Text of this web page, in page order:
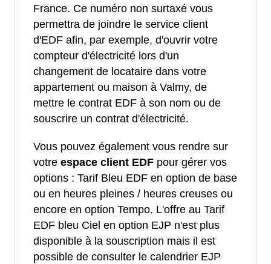
France. Ce numéro non surtaxé vous
permettra de joindre le service client
d'EDF afin, par exemple, d'ouvrir votre
compteur d'électricité lors d'un
changement de locataire dans votre
appartement ou maison à Valmy, de
mettre le contrat EDF à son nom ou de
souscrire un contrat d'électricité.
Vous pouvez également vous rendre sur
votre espace client EDF pour gérer vos
options : Tarif Bleu EDF en option de base
ou en heures pleines / heures creuses ou
encore en option Tempo. L'offre au Tarif
EDF bleu Ciel en option EJP n'est plus
disponible à la souscription mais il est
possible de consulter le calendrier EJP